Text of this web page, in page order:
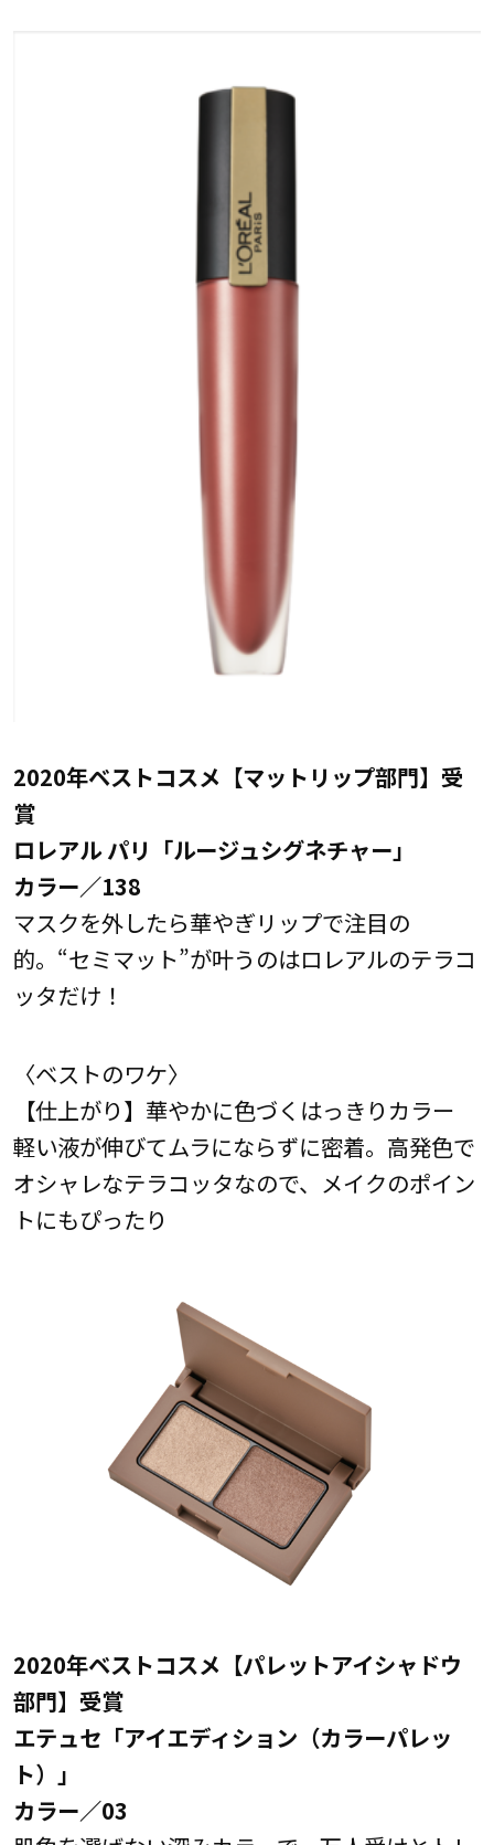
2020年ベストコスメ【マットリップ部門】受
賞
ロレアル パリ「ルージュシグネチャー」
カラー／138
マスクを外したら華やぎリップで注目の
的。“セミマット”が叶うのはロレアルのテラコ
ッタだけ！
〈ベストのワケ〉
【仕上がり】華やかに色づくはっきりカラー
軽い液が伸びてムラにならずに密着。高発色で
オシャレなテラコッタなので、メイクのポイン
トにもぴったり
2020年ベストコスメ【パレットアイシャドウ
部門】受賞
エテュセ「アイエディション（カラーパレッ
ト）」
カラー／03